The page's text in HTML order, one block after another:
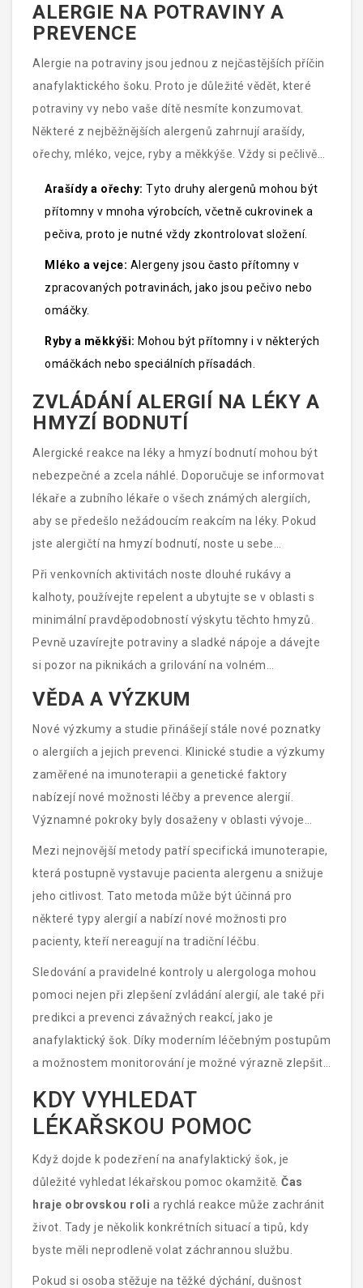
ALERGIE NA POTRAVINY A
PREVENCE
Alergie na potraviny jsou jednou z nejčastějších příčin
anafylaktického šoku. Proto je důležité vědět, které
potraviny vy nebo vaše dítě nesmíte konzumovat.
Některé z nejběžnějších alergenů zahrnují arašídy,
ořechy, mléko, vejce, ryby a měkkýše. Vždy si pečlivě
ingrediencí.
Arašídy a ořechy: Tyto druhy alergenů mohou být
přítomny v mnoha výrobcích, včetně cukrovinek a
pečiva, proto je nutné vždy zkontrolovat složení.
Mléko a vejce: Alergeny jsou často přítomny v
zpracovaných potravinách, jako jsou pečivo nebo
omáčky.
Ryby a měkkýši: Mohou být přítomny i v některých
omáčkách nebo speciálních přísadách.
ZVLÁDÁNÍ ALERGIÍ NA LÉKY A
HMYZÍ BODNUTÍ
Alergické reakce na léky a hmyzí bodnutí mohou být
nebezpečné a zcela náhlé. Doporučuje se informovat
lékaře a zubního lékaře o všech známých alergiích,
aby se předešlo nežádoucím reakcím na léky. Pokud
jste alergičtí na hmyzí bodnutí, noste u sebe
epinefrinový autoinjektor a vyhněte se oblastem, kde
jsou včely, vosy nebo sršně aktivní.
Při venkovních aktivitách noste dlouhé rukávy a
kalhoty, používejte repelent a ubytujte se v oblasti s
minimální pravděpodobností výskytu těchto hmyzů.
Pevně uzavírejte potraviny a sladké nápoje a dávejte
si pozor na piknikách a grilování na volném
prostranství.
VĚDA A VÝZKUM
Nové výzkumy a studie přinášejí stále nové poznatky
o alergiích a jejich prevenci. Klinické studie a výzkumy
zaměřené na imunoterapii a genetické faktory
nabízejí nové možnosti léčby a prevence alergií.
Významné pokroky byly dosaženy v oblasti vývoje
nových léků a léčebných postupů, které mohou
alergikům nabídnout lepší kvalitu života.
Mezi nejnovější metody patří specifická imunoterapie,
která postupně vystavuje pacienta alergenu a snižuje
jeho citlivost. Tato metoda může být účinná pro
některé typy alergií a nabízí nové možnosti pro
pacienty, kteří nereagují na tradiční léčbu.
Sledování a pravidelné kontroly u alergologa mohou
pomoci nejen při zlepšení zvládání alergií, ale také při
predikci a prevenci závažných reakcí, jako je
anafylaktický šok. Díky moderním léčebným postupům
a možnostem monitorování je možné výrazně zlepšit
komplikací.
KDY VYHLEDAT
LÉKAŘSKOU POMOC
Když dojde k podezření na anafylaktický šok, je
důležité vyhledat lékařskou pomoc okamžitě. Čas
hraje obrovskou roli a rychlá reakce může zachránit
život. Tady je několik konkrétních situací a tipů, kdy
byste měli neprodleně volat záchrannou službu.
Pokud si osoba stěžuje na těžké dýchání, dušnost